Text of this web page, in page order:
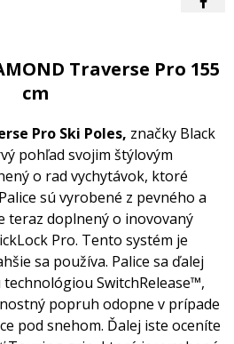
Traverse Pro 155
cm
Pro Ski Poles, značky Black
pohľad svojim štýlovým
o rad vychytávok, ktoré
sú vyrobené z pevného a
teraz doplnený o inovovaný
Pro. Tento systém je
sa používa. Palice sa ďalej
SwitchRelease™,
popruh odopne v prípade
pod snehom. Ďalej iste oceníte